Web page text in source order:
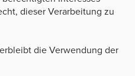
dieser Verarbeitung zu
die Verwendung der